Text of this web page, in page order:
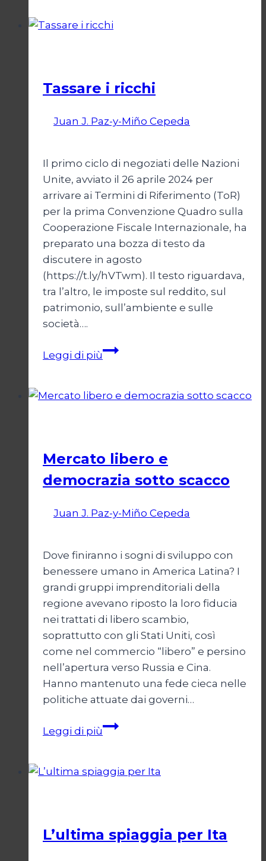
libera
Tassare i ricchi
Juan J. Paz-y-Miño Cepeda
Il primo ciclo di negoziati delle Nazioni
Unite, avviato il 26 aprile 2024 per
arrivare ai Termini di Riferimento (ToR)
per la prima Convenzione Quadro sulla
Cooperazione Fiscale Internazionale, ha
preparato una bozza di testo da
discutere in agosto
(https://t.ly/hVTwm). Il testo riguardava,
tra l’altro, le imposte sul reddito, sul
patrimonio, sull’ambiente e sulle
società….
Leggi di piùTassare
Mercato libero e
democrazia sotto scacco
Juan J. Paz-y-Miño Cepeda
Dove finiranno i sogni di sviluppo con
benessere umano in America Latina? I
grandi gruppi imprenditoriali della
regione avevano riposto la loro fiducia
nei trattati di libero scambio,
soprattutto con gli Stati Uniti, così
come nel commercio “libero” e persino
nell’apertura verso Russia e Cina.
Hanno mantenuto una fede cieca nelle
politiche attuate dai governi…
Leggi di piùMercato
democrazia
L’ultima spiaggia per Ita